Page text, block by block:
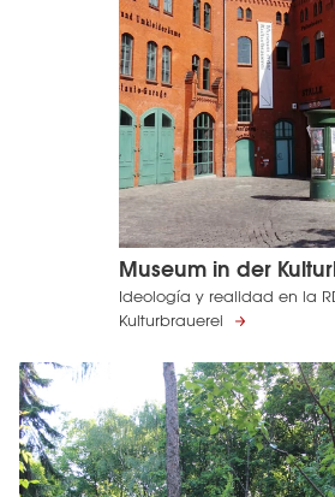
Museum in der
Ideología y realidad en la
Kulturbrauerei